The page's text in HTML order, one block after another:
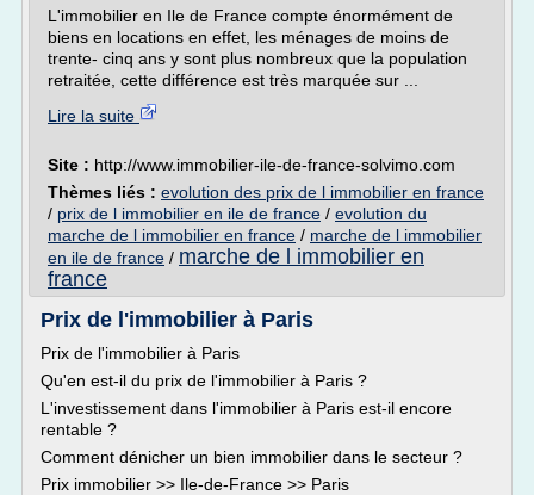
L'immobilier en Ile de France compte énormément de
biens en locations en effet, les ménages de moins de
trente- cinq ans y sont plus nombreux que la population
retraitée, cette différence est très marquée sur ...
Lire la suite
Site : http://www.immobilier-ile-de-france-solvimo.com
Thèmes liés : evolution des prix de l immobilier en france
/ prix de l immobilier en ile de france / evolution du
marche de l immobilier en france / marche de l immobilier
en ile de france / marche de l immobilier en
france
Prix de l'immobilier à Paris
Prix de l'immobilier à Paris
Qu'en est-il du prix de l'immobilier à Paris ?
L'investissement dans l'immobilier à Paris est-il encore
rentable ?
Comment dénicher un bien immobilier dans le secteur ?
Prix immobilier >> Ile-de-France >> Paris